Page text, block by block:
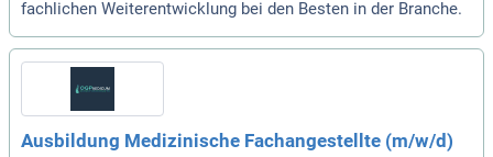
fachlichen Weiterentwicklung bei den Besten in der Branche.
Ausbildung Medizinische Fachangestellte (m/w/d)